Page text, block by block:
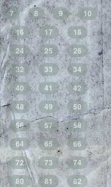
7 8 9
10
16 17
18
24 25
26
32 33
34
40 41
42
48 49
50
56 57
58
64 65
66
72 73
74
80 81
82